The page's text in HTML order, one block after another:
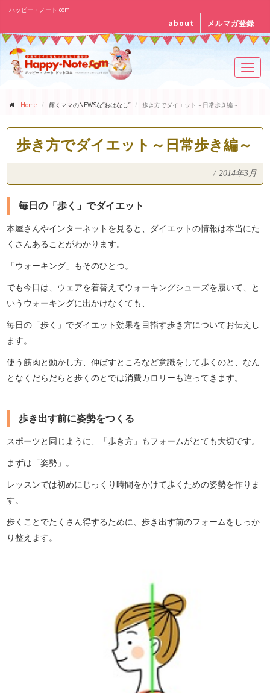
ハッピー・ノート.com
about メルマガ登録
Home 輝くママのNEWSな“おはなし” 歩き方でダイエット～日常歩き編～
歩き方でダイエット～日常歩き編～
/ 2014年3月
毎日の「歩く」でダイエット
本屋さんやインターネットを見ると、ダイエットの情報は本当にた
くさんあることがわかります。
「ウォーキング」もそのひとつ。
でも今日は、ウェアを着替えてウォーキングシューズを履いて、と
いうウォーキングに出かけなくても、
毎日の「歩く」でダイエット効果を目指す歩き方についてお伝えし
ます。
使う筋肉と動かし方、伸ばすところなど意識をして歩くのと、なん
となくだらだらと歩くのとでは消費カロリーも違ってきます。
歩き出す前に姿勢をつくる
スポーツと同じように、「歩き方」もフォームがとても大切です。
まずは「姿勢」。
レッスンでは初めにじっくり時間をかけて歩くための姿勢を作りま
す。
歩くことでたくさん得するために、歩き出す前のフォームをしっか
り整えます。